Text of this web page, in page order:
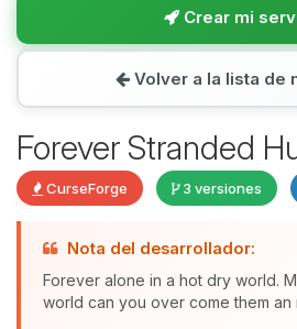
Crear mi
Volver a la lista de
Forever Stranded
CurseForge 3 versiones
Nota del desarrollador:
Forever alone in a hot dry world.
world can you over come them an
Yupi, por fin alguien
hablar! Soy Choupy, tu